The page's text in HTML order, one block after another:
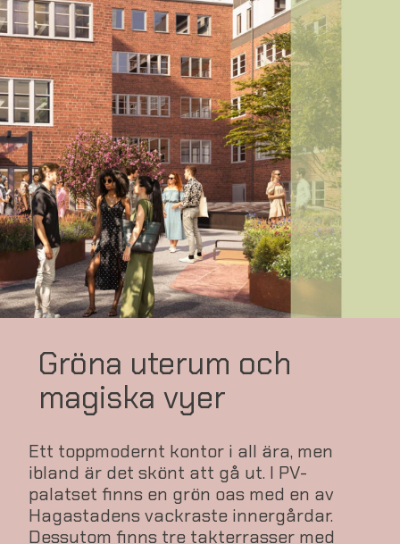
Gröna uterum och
magiska vyer
Ett toppmodernt kontor i all ära, men
ibland är det skönt att gå ut. I PV-
palatset finns en grön oas med en av
Hagastadens vackraste innergårdar.
Dessutom finns tre takterrasser med